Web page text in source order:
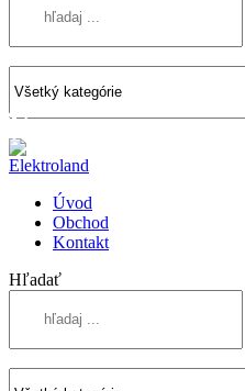
Úvod
Obchod
Kontakt
Hľadať